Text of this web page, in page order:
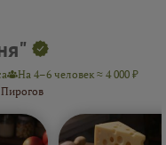
На 4–6 человек ≈ 4 000 ₽